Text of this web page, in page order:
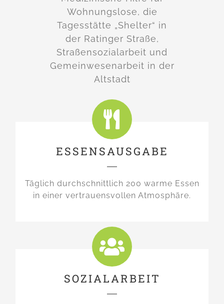
Wohnungslose, die
Tagesstätte „Shelter“ in
der Ratinger Straße,
Straßensozialarbeit und
Gemeinwesenarbeit in der
Altstadt
ESSENSAUSGABE
Täglich durchschnittlich 200 warme Essen
in einer vertrauensvollen Atmosphäre.
SOZIALARBEIT